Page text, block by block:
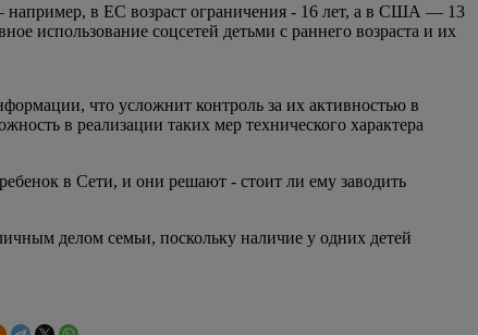
например, в ЕС возраст ограничения - 16 лет, а в США — 13
использование соцсетей детьми с раннего возраста и их
что усложнит контроль за их активностью в
в реализации таких мер технического характера
в Сети, и они решают - стоит ли ему заводить
делом семьи, поскольку наличие у одних детей